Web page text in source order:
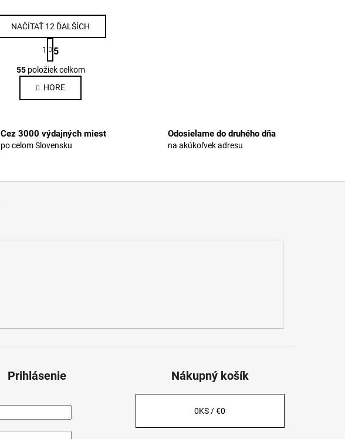
O
v
l
á
a
c
p
v
NAČÍTAŤ 12 ĎALŠÍCH
S
t
r
á
n
k
a
n
1 5
55položiek celkom
HORE
Cez 3000 výdajných miest
po celom Slovensku
Odosielame do druhého dňa
na akúkoľvek adresu
Prihlásenie Nákupný košík
0KS /€0